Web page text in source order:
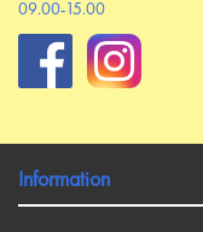
09.00-15.00
Information